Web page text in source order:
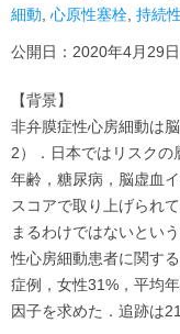
細動 心原性塞栓 持続
公開日： 2020年4月
【背景】
非弁膜症性心房細動は
2）．日本ではリスクの
年齢，糖尿病，脳虚血
スコアで取り上げられ
まるわけではないとい
性心房細動患者に関す
症例，女性31%，平均
因子を求めた．追跡は